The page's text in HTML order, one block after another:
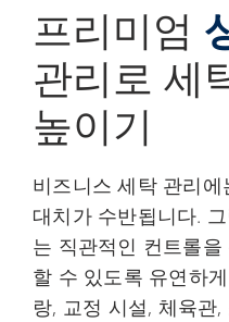
프리미엄
관리로 세
높이기
비즈니스 세탁 관리
대치가 수반됩니다.
는 직관적인 컨트롤
할 수 있도록 유연하
랑, 교정 시설, 체육관